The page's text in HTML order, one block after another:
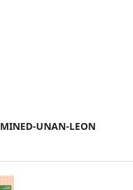
MINED-UNAN-LEON